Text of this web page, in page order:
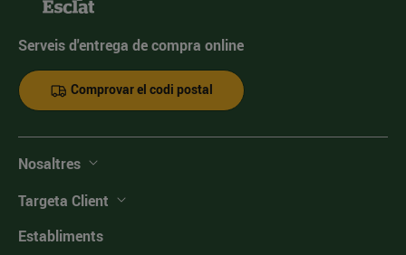
Serveis d'entrega de compra online
Comprovar el codi postal
Nosaltres
Targeta Client
Establiments